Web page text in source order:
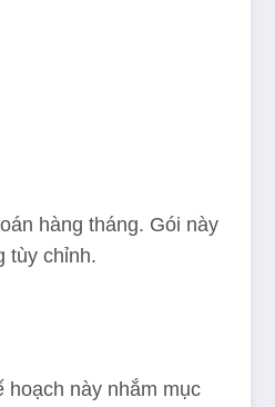
hàng tháng. Gói này
tùy chỉnh.
hoạch này nhắm mục